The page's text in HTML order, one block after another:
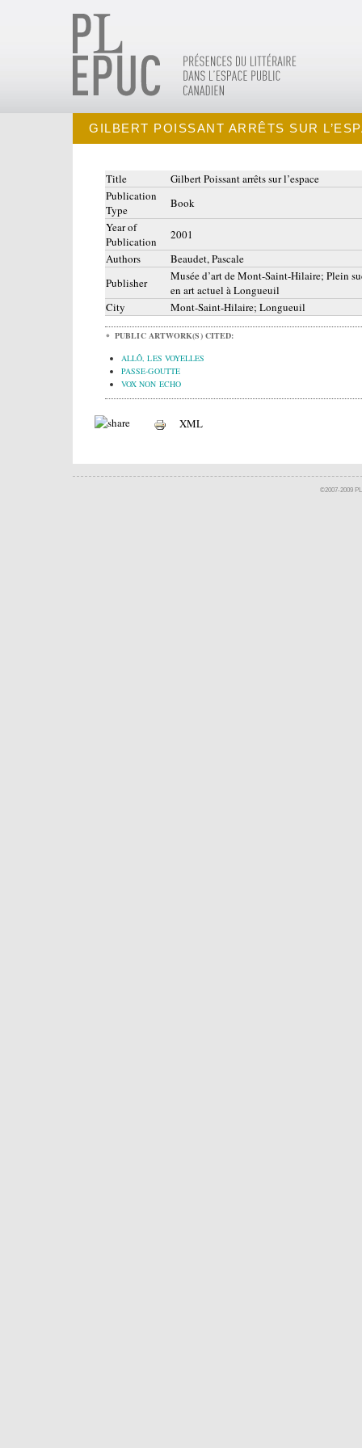
GILBERT POISSANT ARRÊTS SUR
Title
Gilbert Poissant arrêts sur l’espace
Publication
Type
Book
Year of
Publication
2001
Authors
Beaudet, Pascale
Publisher
Musée d’art de Mont-Saint-Hilaire; Plein
en art actuel à Longueuil
City
Mont-Saint-Hilaire; Longueuil
PUBLIC ARTWORK(S) CITED:
ALLÔ, LES VOYELLES
PASSE-GOUTTE
VOX NON ECHO
XML
©2007-2009